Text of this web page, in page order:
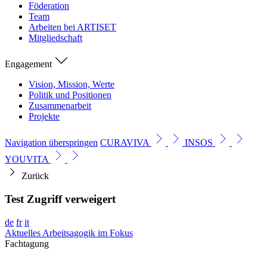
Föderation
Team
Arbeiten bei ARTISET
Mitgliedschaft
Engagement
Vision, Mission, Werte
Politik und Positionen
Zusammenarbeit
Projekte
Navigation überspringen CURAVIVA
INSOS
YOUVITA
Zurück
Test Zugriff verweigert
de fr it
Aktuelles Arbeitsagogik im Fokus
Fachtagung